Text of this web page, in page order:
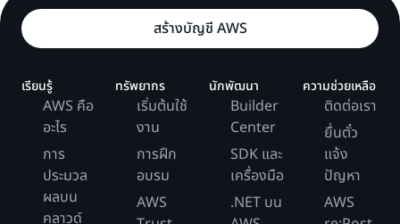
สร้างบัญชี AWS
เรียนรู้
AWS คือ
อะไร
การ
ประมวล
ผลบน
คลาวด์
ทรัพยากร
เริ่มต้นใช้
งาน
การฝึก
อบรม
AWS
นักพัฒนา
Builder
Center
SDK และ
เครื่องมือ
.NET บน
ความช่วยเหลือ
ติดต่อเรา
ยื่นตั๋ว
แจ้ง
ปัญหา
AWS